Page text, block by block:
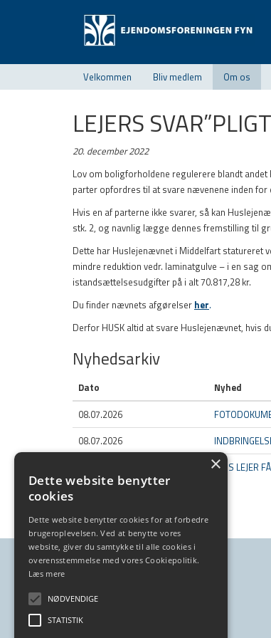
Velkommen Bliv medlem Om os
LEJERS
20. december 2022
Lov om boligforholdene regulerere blandt
parter opfordres til at svare nævenene inden for
Hvis en af parterne ikke svarer, så kan
stk. 2, og navnlig lægge dennes fremstilling til
Dette har Huslejenævnet i Middelfart statureret
mindre reduktion vedr. laminatgulve – i en sag
istandsættelsesudgifter på i alt 70.817,28 kr.
Du finder nævnets afgørelser her.
Derfor HUSK altid at svare Huslejenævnet, hvis
Nyhedsarkiv
Dato
Nyhed
08.07.2026
08.07.2026
HVIS LEJER
Vis alle (453)
Kontakt os
5210 Odense NV
Telefon: 66 12 34 00
Dette website benytter
cookies
Dette website benytter cookies for at forbedre
brugeroplevelsen. Ved at benytte vores
website, giver du samtykke til alle cookies i
overensstemmelse med vores Cookiepolitik.
Læs mere
NØDVENDIGE
STATISTIK
×